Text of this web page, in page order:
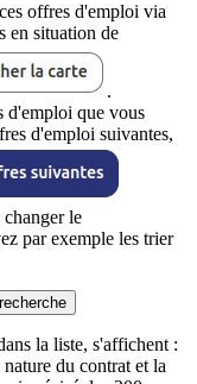
offres d'emploi via
en situation de
.
d'emploi que vous
d'emploi suivantes,
le
par exemple les trier
la liste, s'affichent :
du contrat et la